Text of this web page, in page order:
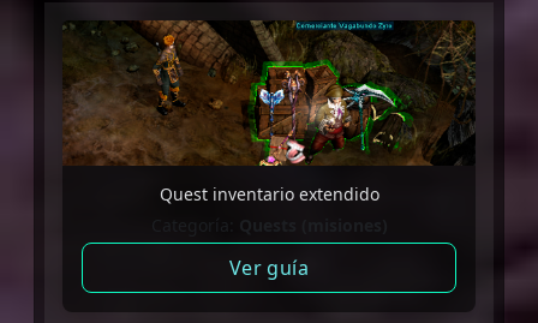
Quest inventario extendido
Ver guía